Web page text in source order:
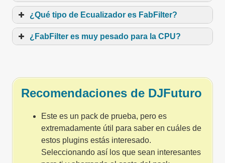
¿Qué tipo de Ecualizador es FabFilter?
¿FabFilter es muy pesado para la CPU?
Recomendaciones de DJFuturo
Este es un pack de prueba, pero es
extremadamente útil para saber en cuáles de
estos plugins estás interesado.
Seleccionando así los que sean interesantes